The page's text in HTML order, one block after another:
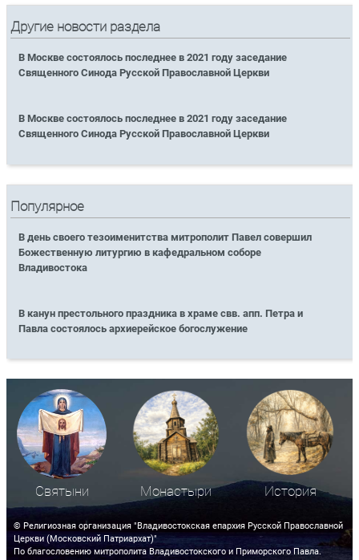
Другие новости раздела
В Москве состоялось последнее в 2021 году заседание
Священного Синода Русской Православной Церкви
В Москве состоялось последнее в 2021 году заседание
Священного Синода Русской Православной Церкви
Популярное
В день своего тезоименитства митрополит Павел совершил
Божественную литургию в кафедральном соборе
Владивостока
В канун престольного праздника в храме свв. апп. Петра и
Павла состоялось архиерейское богослужение
Святыни Монастыри История
© Религиозная организация "Владивостокская епархия Русской Православной
Церкви (Московский Патриархат)"
По благословению митрополита Владивостокского и Приморского Павла.